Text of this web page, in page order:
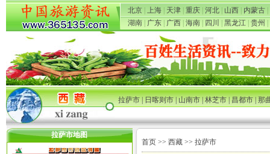
北京 上海 天津 重庆 河北 山西 内蒙古
湖南
广东 广西 海南 四川 黑龙江 贵州
拉萨市|日喀则市|山南市|林芝市|昌都市|那
拉萨市地图
首页>> 西藏>> 拉萨市